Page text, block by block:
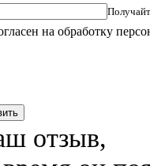
на обработку
отзыв,